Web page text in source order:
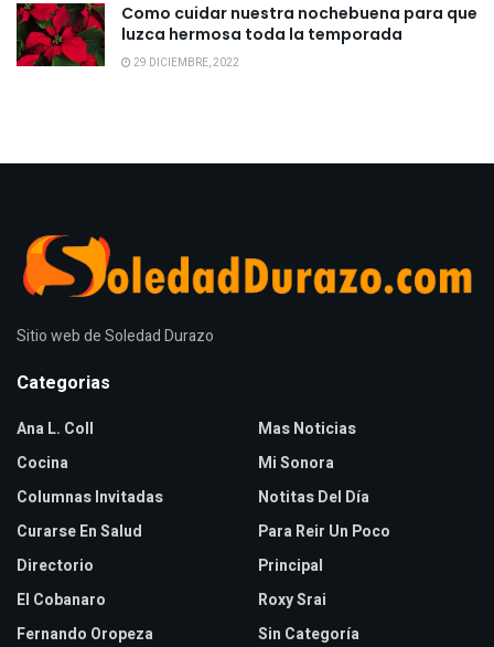
Como cuidar nuestra nochebuena para que
luzca hermosa toda la temporada
29 DICIEMBRE, 2022
Sitio web de Soledad Durazo
Categorias
Ana L. Coll
Cocina
Columnas Invitadas
Curarse En Salud
Directorio
El Cobanaro
Fernando Oropeza
Mas Noticias
Mi Sonora
Notitas Del Día
Para Reir Un Poco
Principal
Roxy Srai
Sin Categoría